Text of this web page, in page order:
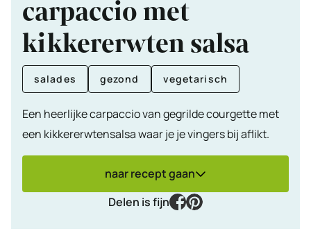
carpaccio met
kikkererwten salsa
salades gezond vegetarisch
Een heerlijke carpaccio van gegrilde courgette met
een kikkererwtensalsa waar je je vingers bij aflikt.
naar recept gaan
Delen is fijn
facebook
pinterest